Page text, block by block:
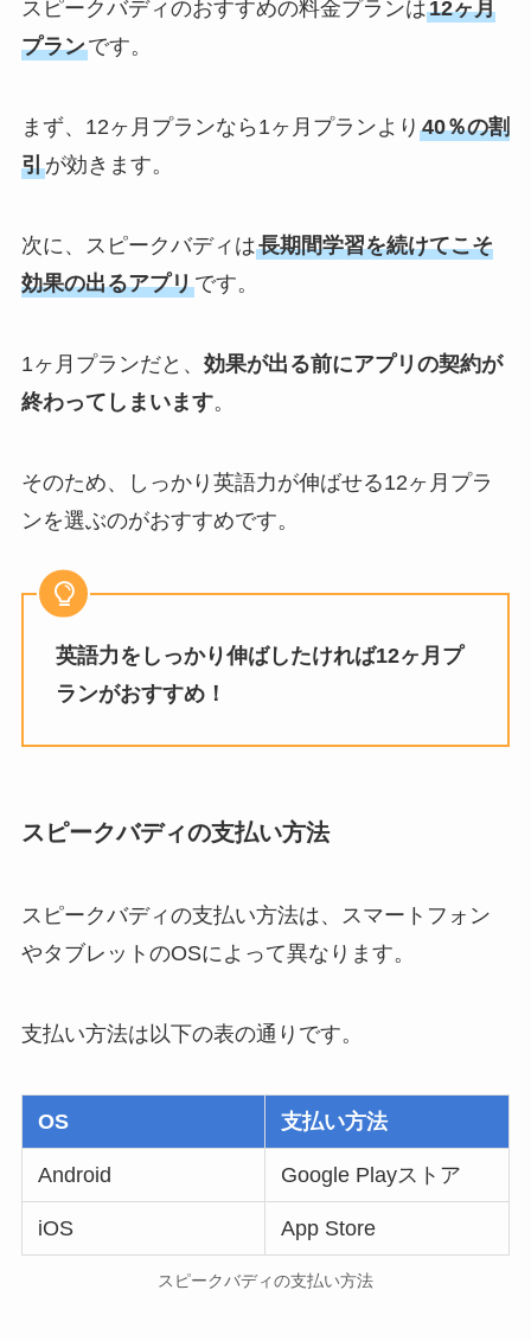
スピークバディのおすすめの料金プランは12ヶ月
プランです。
まず、12ヶ月プランなら1ヶ月プランより 40％の割
引が効きます。
次に、スピークバディは長期間学習を続けてこそ
効果の出るアプリです。
1ヶ月プランだと、 効果が出る前にアプリの契約が
終わってしまいます。
そのため、しっかり英語力が伸ばせる12ヶ月プラ
ンを選ぶのがおすすめです。
英語力をしっかり伸ばしたければ12ヶ月プ
ランがおすすめ！
スピークバディの支払い方法
スピークバディの支払い方法は、スマートフォン
やタブレットのOSによって異なります。
支払い方法は以下の表の通りです。
OS 支払い方法
Android Google Playストア
iOS App Store
スピークバディの支払い方法